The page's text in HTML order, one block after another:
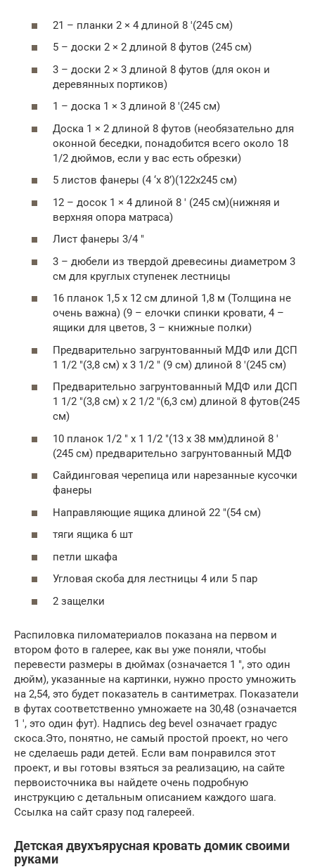
21 – планки 2 × 4 длиной 8 ′(245 см)
5 – доски 2 × 2 длиной 8 футов (245 см)
3 – доски 2 × 3 длиной 8 футов (для окон и
деревянных портиков)
1 – доска 1 × 3 длиной 8 ′(245 см)
Доска 1 × 2 длиной 8 футов (необязательно для
оконной беседки, понадобится всего около 18
1/2 дюймов, если у вас есть обрезки)
5 листов фанеры (4 ‘x 8’)(122х245 см)
12 – досок 1 × 4 длиной 8 ′ (245 см)(нижняя и
верхняя опора матраса)
Лист фанеры 3/4 ″
3 – дюбели из твердой древесины диаметром 3
см для круглых ступенек лестницы
16 планок 1,5 х 12 см длиной 1,8 м (Толщина не
очень важна) (9 – елочки спинки кровати, 4 –
ящики для цветов, 3 – книжные полки)
Предварительно загрунтованный МДФ или ДСП
1 1/2 ″(3,8 см) x 3 1/2 ″ (9 см) длиной 8 ′(245 см)
Предварительно загрунтованный МДФ или ДСП
1 1/2 ″(3,8 см) x 2 1/2 ″(6,3 см) длиной 8 футов(245
см)
10 планок 1/2 ″ x 1 1/2 ″(13 x 38 мм)длиной 8 ′
(245 см) предварительно загрунтованный МДФ
Сайдинговая черепица или нарезанные кусочки
фанеры
Направляющие ящика длиной 22 ″(54 см)
тяги ящика 6 шт
петли шкафа
Угловая скоба для лестницы 4 или 5 пар
2 защелки
Распиловка пиломатериалов показана на первом и
втором фото в галерее, как вы уже поняли, чтобы
перевести размеры в дюймах (означается 1 ″, это один
дюйм), указанные на картинки, нужно просто умножить
на 2,54, это будет показатель в сантиметрах. Показатели
в футах соответственно умножаете на 30,48 (означается
1 ′, это один фут). Надпись deg bevel означает градус
скоса.Это, понятно, не самый простой проект, но чего
не сделаешь ради детей. Если вам понравился этот
проект, и вы готовы взяться за реализацию, на сайте
первоисточника вы найдете очень подробную
инструкцию с детальным описанием каждого шага.
Ссылка на сайт сразу под галереей.
Детская двухъярусная кровать домик своими
руками